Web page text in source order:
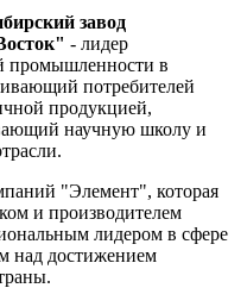
завод
- лидер
промышленности в
потребителей
продукцией,
научную школу и
"Элемент", которая
и производителем
лидером в сфере
над достижением